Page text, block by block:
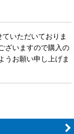
いただいておりま
ざいますので購入の
うお願い申し上げま